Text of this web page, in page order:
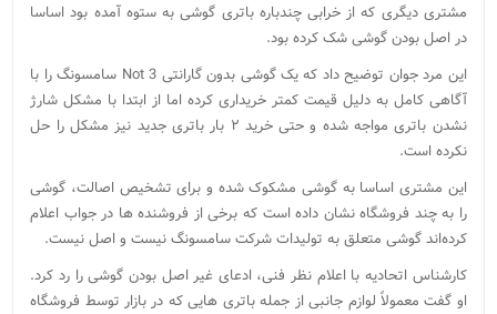
مشتری دیگری که از خرابی چندباره باتری گوشی به ستوه آمده بود اساسا
در اصل بودن گوشی شک کرده بود.
این مرد جوان توضیح داد که یک گوشی بدون گارانتی Not 3 سامسونگ را با
آگاهی کامل به دلیل قیمت کمتر خریداری کرده اما از ابتدا با مشکل شارژ
نشدن باتری مواجه شده و حتی خرید ۲ بار باتری جدید نیز مشکل را حل
نکرده است.
این مشتری اساسا به گوشی مشکوک شده و برای تشخیص اصالت، گوشی
را به چند فروشگاه نشان داده است که برخی از فروشنده‌ ها در جواب اعلام
کرده‌اند گوشی متعلق به تولیدات شرکت سامسونگ نیست و اصل نیست.
کارشناس اتحادیه با اعلام نظر فنی، ادعای غیر اصل بودن گوشی را رد کرد.
او گفت معمولاً لوازم جانبی از جمله باتری ‌هایی که در بازار توسط فروشگاه‌